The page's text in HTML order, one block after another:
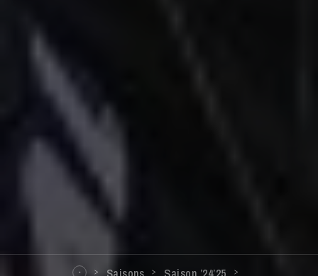
Saisons
Saison ’24’25